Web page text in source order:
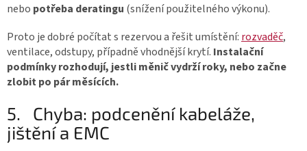
nebo potřeba deratingu (snížení použitelného výkonu).
Proto je dobré počítat s rezervou a řešit umístění: rozvaděč,
ventilace, odstupy, případně vhodnější krytí. Instalační
podmínky rozhodují, jestli měnič vydrží roky, nebo začne
zlobit po pár měsících.
5. Chyba: podcenění kabeláže,
jištění a EMC